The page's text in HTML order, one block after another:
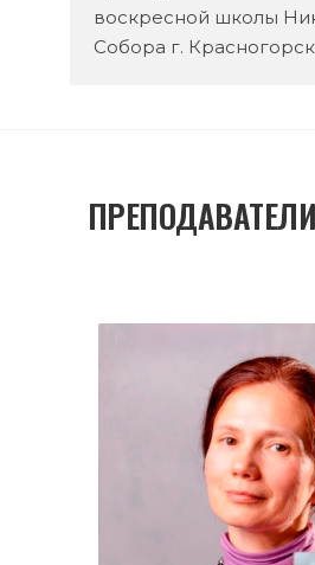
воскресной школы
Собора г.
ПРЕПОДАВАТЕЛИ